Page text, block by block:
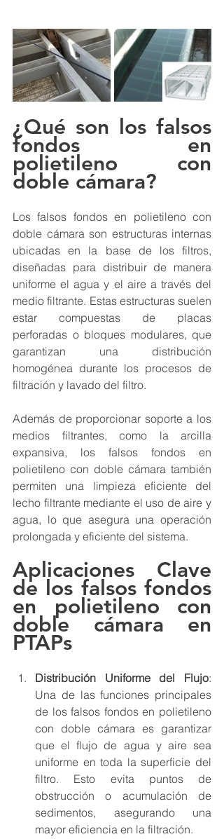
¿Qué son los falsos
fondos en
polietileno con
doble cámara?
Los falsos fondos en polietileno con
doble cámara son estructuras internas
ubicadas en la base de los filtros,
diseñadas para distribuir de manera
uniforme el agua y el aire a través del
medio filtrante. Estas estructuras suelen
estar compuestas de placas
perforadas o bloques modulares, que
garantizan una distribución
homogénea durante los procesos de
filtración y lavado del filtro.
Además de proporcionar soporte a los
medios filtrantes, como la arcilla
expansiva, los falsos fondos en
polietileno con doble cámara también
permiten una limpieza eficiente del
lecho filtrante mediante el uso de aire y
agua, lo que asegura una operación
prolongada y eficiente del sistema.
Aplicaciones Clave
de los falsos fondos
en polietileno con
doble cámara en
PTAPs
Distribución Uniforme del Flujo:
Una de las funciones principales
de los falsos fondos en polietileno
con doble cámara es garantizar
que el flujo de agua y aire sea
uniforme en toda la superficie del
filtro. Esto evita puntos de
obstrucción o acumulación de
sedimentos, asegurando una
mayor eficiencia en la filtración.